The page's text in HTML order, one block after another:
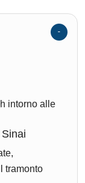
intorno alle
tramonto